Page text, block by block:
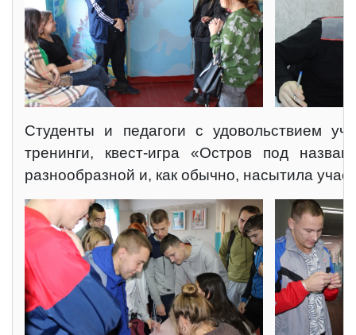
Студенты и педагоги с удовольствием
тренинги, квест-игра «Остров под
разнообразной и, как обычно, насытила